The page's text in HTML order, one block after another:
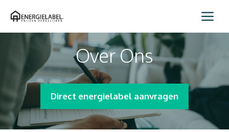
naar
Over Ons
Direct energielabel aanvragen